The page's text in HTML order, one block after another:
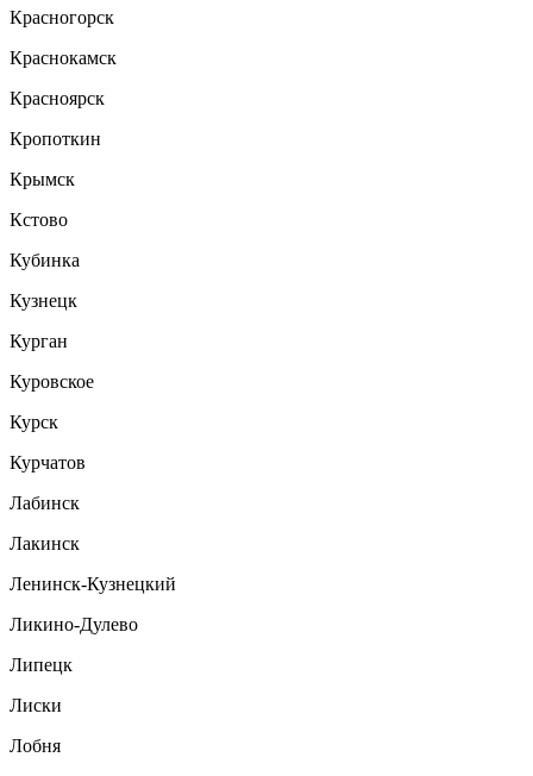
Красногорск
Краснокамск
Красноярск
Кропоткин
Крымск
Кстово
Кубинка
Кузнецк
Курган
Куровское
Курск
Курчатов
Лабинск
Лакинск
Ленинск-Кузнецкий
Ликино-Дулево
Липецк
Лиски
Лобня